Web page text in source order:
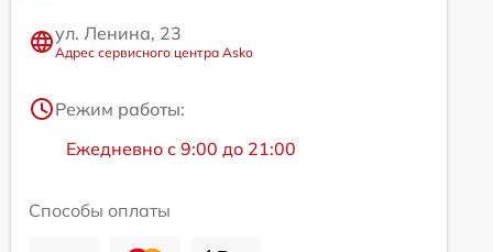
ул. Ленина, 23
Адрес сервисного центра Asko
Режим работы:
Ежедневно с 9:00 до 21:00
Способы оплаты